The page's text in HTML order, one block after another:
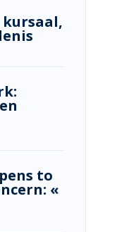
kursaal,
to
«